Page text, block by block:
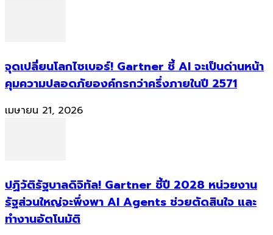
จุดเปลี่ยนโลกไซเบอร์! Gartner ชี้ AI จะเป็นด่านหน้า
คุมความปลอดภัยองค์กรกว่าครึ่งภายในปี 2571
เมษายน 21, 2026
ปฏิวัติรัฐบาลดิจิทัล! Gartner ชี้ปี 2028 หน่วยงาน
รัฐส่วนใหญ่จะพึ่งพา AI Agents ช่วยตัดสินใจ และ
ทำงานอัตโนมัติ